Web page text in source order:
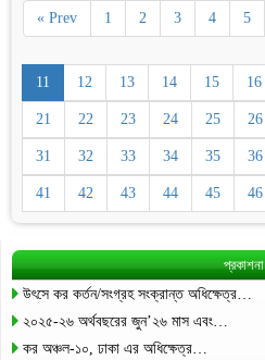
« Prev 1 2 3 4 5
11 12 13 14 15 16
21 22 23 24 25 26
31 32 33 34 35 36
41 42 43 44 45 46
প্রকাশনা
উৎসে কর কর্তন/সংগ্রহ সংক্রান্ত অধিক্ষেত্র…
২০২৫-২৬ অর্থবছরের জুন’২৬ মাস এবং…
কর অঞ্চল-১০, ঢাকা এর অধিক্ষেত্র…